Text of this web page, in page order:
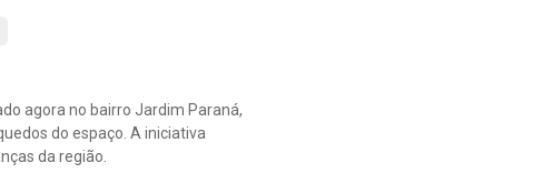
agora no bairro Jardim Paraná,
do espaço. A iniciativa
da região.